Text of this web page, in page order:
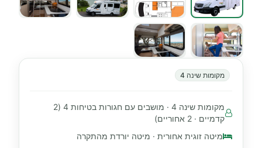
מקומות שינה 4
מקומות שינה 4 · מושבים עם חגורות בטיחות 4 (2
קדמיים · 2 אחוריים)
מיטה זוגית אחורית · מיטה יורדת מהתקרה